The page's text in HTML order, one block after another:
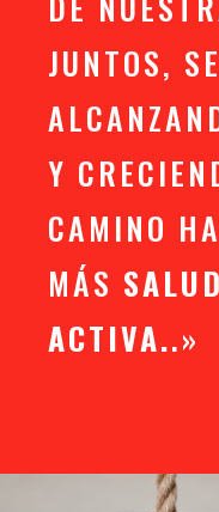
JUNTOS,
Y
CAMINO
MÁS
ACTIVA..»